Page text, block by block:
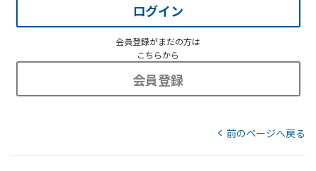
ログイン
会員登録がまだの方は
こちらから
会員登録
前のページへ戻る